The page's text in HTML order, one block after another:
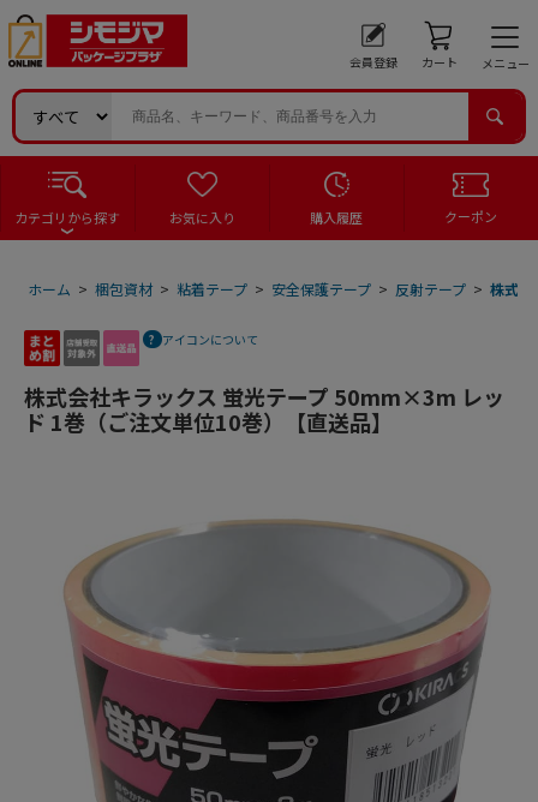
会員登録 カート メニュー
カテゴリから探す お気に入り 購入履歴 クーポン
ホーム > 梱包資材 > 粘着テープ > 安全保護テープ > 反射テープ > 株式
アイコンについて
株式会社キラックス 蛍光テープ 50mm×3m レッ
ド 1巻（ご注文単位10巻）【直送品】